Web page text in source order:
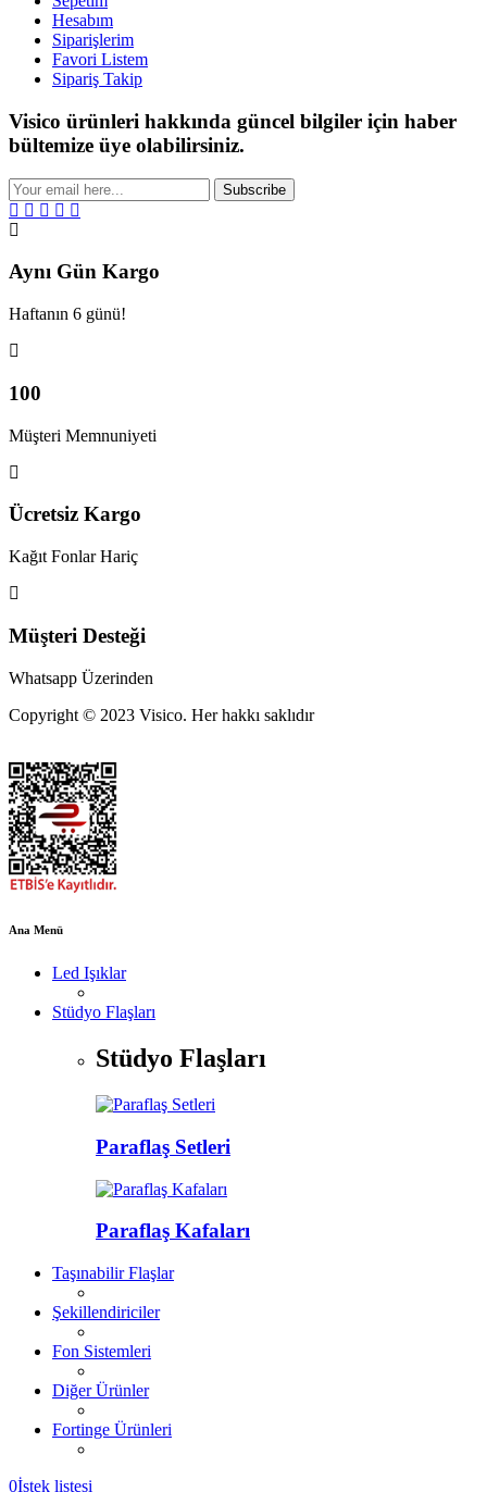
Hesabım
Siparişlerim
Favori Listem
Sipariş Takip
Visico ürünleri hakkında güncel bilgiler için haber
bültemize üye olabilirsiniz.
Subscribe
Aynı Gün Kargo
Haftanın 6 günü!
100
Müşteri Memnuniyeti
Ücretsiz Kargo
Kağıt Fonlar Hariç
Müşteri Desteği
Whatsapp Üzerinden
Copyright © 2023 Visico. Her hakkı saklıdır
Ana Menü
Led Işıklar
Stüdyo Flaşları
Stüdyo Flaşları
Paraflaş Setleri
Paraflaş Kafaları
Taşınabilir Flaşlar
Şekillendiriciler
Fon Sistemleri
Diğer Ürünler
Fortinge Ürünleri
0İstek listesi